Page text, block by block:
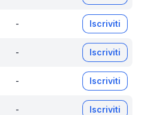
- Iscriviti
- Iscriviti
- Iscriviti
- Iscriviti